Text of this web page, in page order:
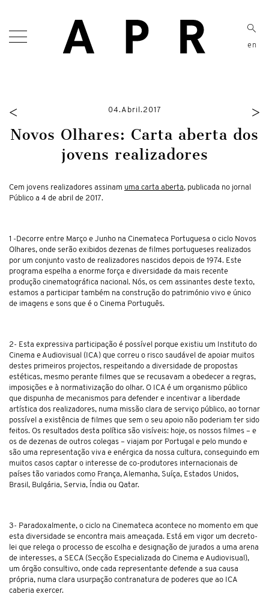
en
04.Abril.2017
Novos Olhares: Carta aberta dos
jovens realizadores
Cem jovens realizadores assinam uma carta aberta, publicada no jornal
Público a 4 de abril de 2017.
1 -Decorre entre Março e Junho na Cinemateca Portuguesa o ciclo Novos
Olhares, onde serão exibidos dezenas de filmes portugueses realizados
por um conjunto vasto de realizadores nascidos depois de 1974. Este
programa espelha a enorme força e diversidade da mais recente
produção cinematográfica nacional. Nós, os cem assinantes deste texto,
estamos a participar também na construção do património vivo e único
de imagens e sons que é o Cinema Português.
2- Esta expressiva participação é possível porque existiu um Instituto do
Cinema e Audiovisual (ICA) que correu o risco saudável de apoiar muitos
destes primeiros projectos, respeitando a diversidade de propostas
estéticas, mesmo perante filmes que se recusavam a obedecer a regras,
imposições e à normativização do olhar. O ICA é um organismo público
que dispunha de mecanismos para defender e incentivar a liberdade
artística dos realizadores, numa missão clara de serviço público, ao tornar
possível a existência de filmes que sem o seu apoio não poderiam ter sido
feitos. Os resultados desta política são visíveis: hoje, os nossos filmes – e
os de dezenas de outros colegas – viajam por Portugal e pelo mundo e
são uma representação viva e enérgica da nossa cultura, conseguindo em
muitos casos captar o interesse de co-produtores internacionais de
países tão variados como França, Alemanha, Suíça, Estados Unidos,
Brasil, Bulgária, Servia, Índia ou Qatar.
3- Paradoxalmente, o ciclo na Cinemateca acontece no momento em que
esta diversidade se encontra mais ameaçada. Está em vigor um decreto-
lei que relega o processo de escolha e designação de jurados a uma arena
de interesses, a SECA (Secção Especializada do Cinema e Audiovisual),
um órgão consultivo, onde cada representante defende a sua causa
própria, numa clara usurpação contranatura de poderes que ao ICA
caberia exercer.
< >